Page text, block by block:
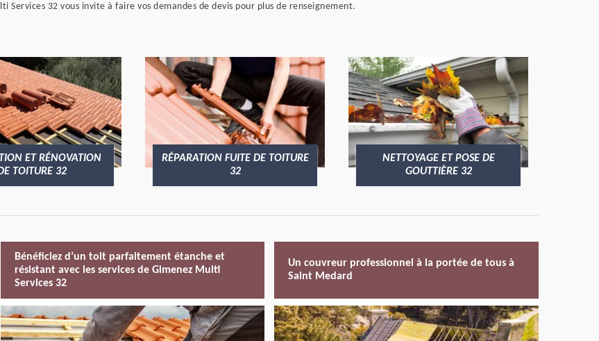
32 vous invite à faire vos demandes de devis pour plus de renseignement.
ET RÉNOVATION
TOITURE 32
RÉPARATION FUITE DE TOITURE
32
NETTOYAGE ET POSE DE
GOUTTIÈRE 32
Bénéficiez d’un toit parfaitement étanche et
résistant avec les services de Gimenez Multi
Services 32
Un couvreur professionnel à la portée de tous à
Saint Medard